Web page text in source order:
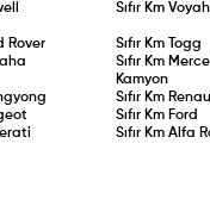
Sıfır Km Voyah
Rover Sıfır Km Togg
Sıfır Km
Kamyon
Sıfır Km
Sıfır Km Ford
Sıfır Km Alfa